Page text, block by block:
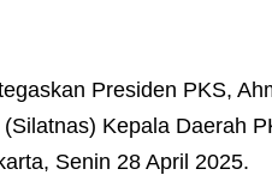
Presiden PKS,
Kepala Daerah
Senin 28 April 2025.